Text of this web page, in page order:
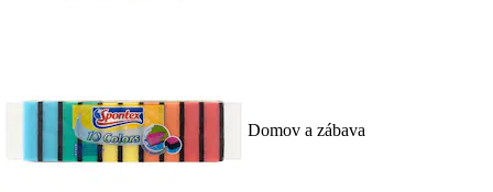
Domov a zábava